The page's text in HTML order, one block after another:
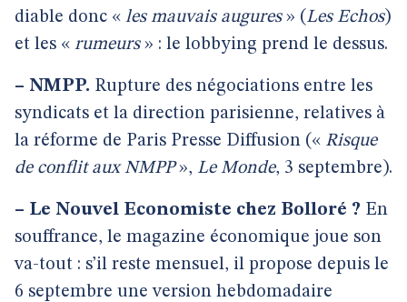
diable donc « les mauvais augures» (Les Echos)
et les « rumeurs» : le lobbying prend le dessus.
– NMPP. Rupture des négociations entre les
syndicats et la direction parisienne, relatives à
la réforme de Paris Presse Diffusion (« Risque
de conflit aux NMPP», Le Monde, 3 septembre).
– Le Nouvel Economiste chez Bolloré ? En
souffrance, le magazine économique joue son
va-tout : s’il reste mensuel, il propose depuis le
6 septembre une version hebdomadaire